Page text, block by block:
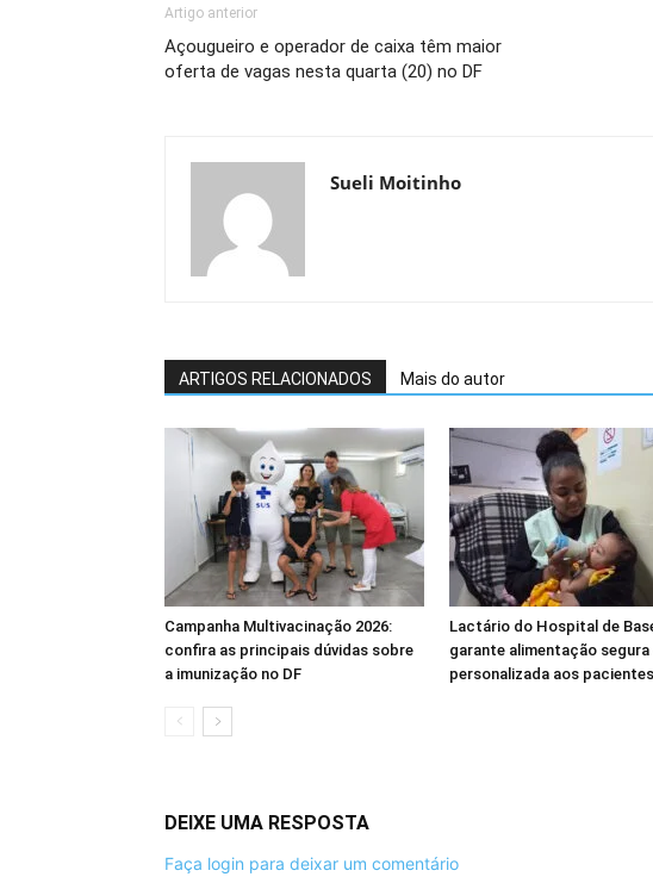
Artigo anterior
Açougueiro e operador de caixa têm maior
oferta de vagas nesta quarta (20) no DF
Sueli Moitinho
ARTIGOS RELACIONADOS Mais do autor
Campanha Multivacinação 2026:
confira as principais dúvidas sobre
a imunização no DF
Lactário do Hospital de
garante alimentação segura
personalizada aos pacientes
DEIXE UMA RESPOSTA
Faça login para deixar um comentário